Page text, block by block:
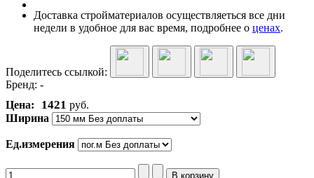
Доставка стройматериалов осуществляеться все дни
недели в удобное для вас время, подробнее о ценах.
Поделитесь ссылкой:
Бренд: -
Цена:
1421 руб.
Ширина
Ед.измерения